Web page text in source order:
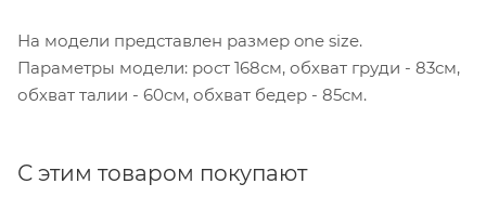
На модели представлен размер one size.
Параметры модели: рост 168см, обхват груди - 83см,
обхват талии - 60см, обхват бедер - 85см.
С этим товаром покупают